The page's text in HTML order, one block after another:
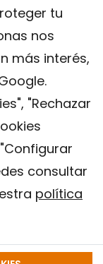
tu
nos
más interés,
"Rechazar
consultar
política